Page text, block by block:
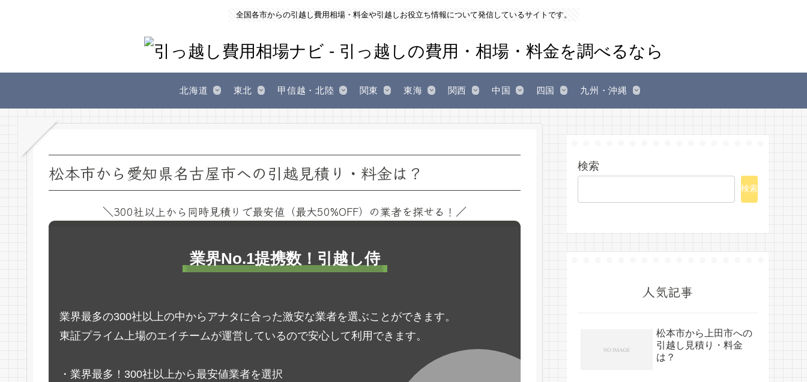
全国各市からの引越し費用相場・料金や引越しお役立ち情報について発信しているサイトです。
北海道 東北 甲信越・北陸 関東 東海 関西 中国 四国 九州・沖縄
松本市から愛知県名古屋市への引越見積り・料金は？
＼300社以上から同時見積りで最安値（最大50%OFF）の業者を探せる！／
業界No.1提携数！引越し侍
業界最多の300社以上の中からアナタに合った激安な業者を選ぶことができます。
東証プライム上場のエイチームが運営しているので安心して利用できます。
・業界最多！300社以上から最安値業者を選択
検索
検索
人気記事
松本市から上田市への
引越し見積り・料金
は？